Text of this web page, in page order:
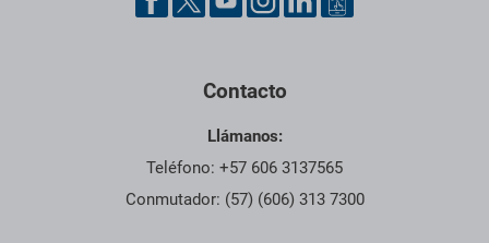
Contacto
Llámanos:
Teléfono: +57 606 3137565
Conmutador: (57) (606) 313 7300